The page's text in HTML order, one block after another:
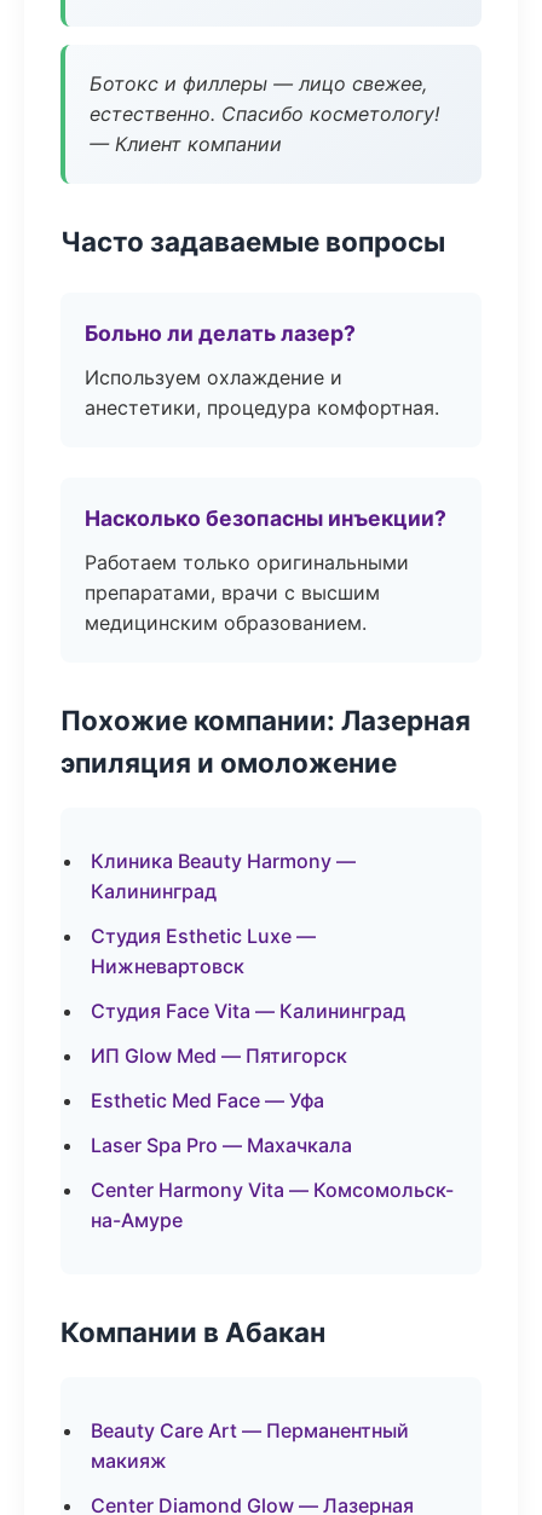
Ботокс и филлеры — лицо свежее,
естественно. Спасибо косметологу!
— Клиент компании
Часто задаваемые вопросы
Больно ли делать лазер?
Используем охлаждение и
анестетики, процедура комфортная.
Насколько безопасны инъекции?
Работаем только оригинальными
препаратами, врачи с высшим
медицинским образованием.
Похожие компании: Лазерная
эпиляция и омоложение
Клиника Beauty Harmony —
Калининград
Студия Esthetic Luxe —
Нижневартовск
Студия Face Vita — Калининград
ИП Glow Med — Пятигорск
Esthetic Med Face — Уфа
Laser Spa Pro — Махачкала
Center Harmony Vita — Комсомольск-
на-Амуре
Компании в Абакан
Beauty Care Art — Перманентный
макияж
Center Diamond Glow — Лазерная